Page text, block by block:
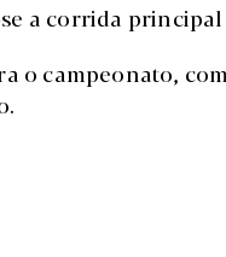
a corrida
o campeonato,